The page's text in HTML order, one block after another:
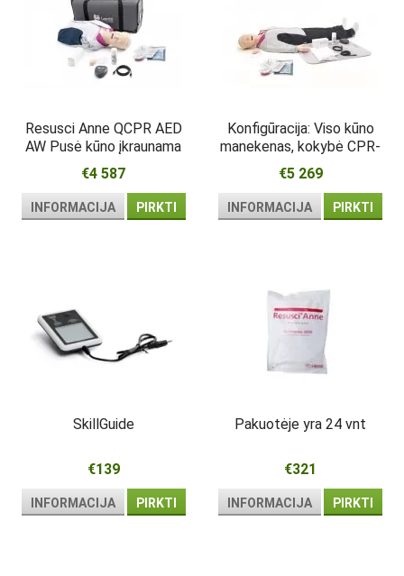
Resusci Anne QCPR AED
AW Pusė kūno įkraunama
€4 587
INFORMACIJA PIRKTI
Konfigūracija: Viso kūno
manekenas, kokybė CPR-
D, Kvėpavimo takų
vadovas,
€5 269
INFORMACIJA PIRKTI
SkillGuide
€139
INFORMACIJA PIRKTI
Pakuotėje yra 24 vnt
€321
INFORMACIJA PIRKTI